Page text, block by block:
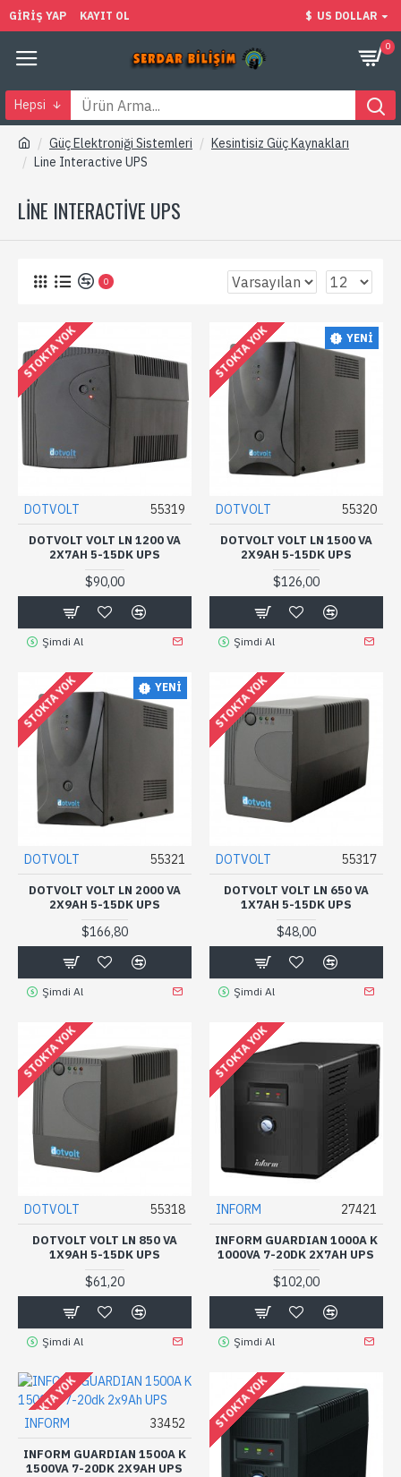
GIRIŞ YAP KAYIT OL $ US DOLLAR
0
Hepsi
Güç Elektroniği Sistemleri
Kesintisiz Güç Kaynakları
Line Interactive UPS
LINE INTERACTIVE UPS
0
STOKTA YOK
DOTVOLT 55319
DOTVOLT VOLT LN 1200 VA
2X7AH 5-15DK UPS
$90,00
Şimdi Al
YENI
STOKTA YOK
DOTVOLT 55320
DOTVOLT VOLT LN 1500 VA
2X9AH 5-15DK UPS
$126,00
Şimdi Al
YENI
STOKTA YOK
DOTVOLT 55321
DOTVOLT VOLT LN 2000 VA
2X9AH 5-15DK UPS
$166,80
Şimdi Al
STOKTA YOK
DOTVOLT 55317
DOTVOLT VOLT LN 650 VA
1X7AH 5-15DK UPS
$48,00
Şimdi Al
STOKTA YOK
DOTVOLT 55318
DOTVOLT VOLT LN 850 VA
1X9AH 5-15DK UPS
$61,20
Şimdi Al
STOKTA YOK
INFORM 27421
INFORM GUARDIAN 1000A K
1000VA 7-20DK 2X7AH UPS
$102,00
Şimdi Al
STOKTA YOK
INFORM 33452
INFORM GUARDIAN 1500A K
1500VA 7-20DK 2X9AH UPS
STOKTA YOK